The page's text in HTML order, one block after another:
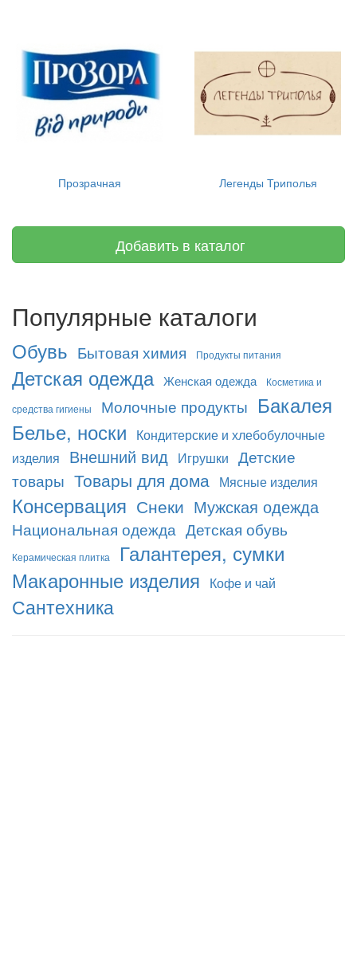
Прозрачная Легенды Триполья
Добавить в каталог
Популярные каталоги
Обувь Бытовая химия Продукты питания
Детская одежда Женская одежда
Косметика и
средства гигиены
Молочные продукты Бакалея
Белье, носки
Кондитерские и хлебобулочные
изделия
Внешний вид Игрушки Детские
товары Товары для дома Мясные изделия
Консервация Снеки Мужская одежда
Национальная одежда Детская обувь
Керамическая плитка
Галантерея, сумки
Макаронные изделия
Кофе и чай
Сантехника